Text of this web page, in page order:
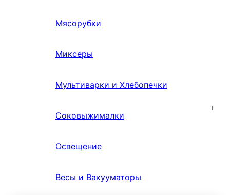
Мясорубки
Миксеры
Мультиварки и Хлебопечки
Соковыжималки
Освещение
Весы и Вакууматоры